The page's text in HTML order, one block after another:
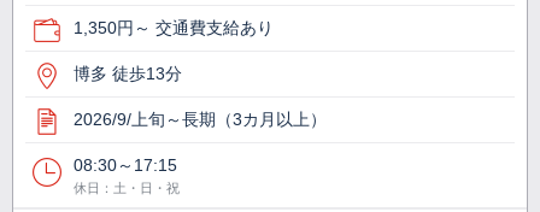
1,350円～ 交通費支給あり
博多 徒歩13分
2026/9/上旬～長期（3カ月以上）
08:30～17:15
休日：土・日・祝